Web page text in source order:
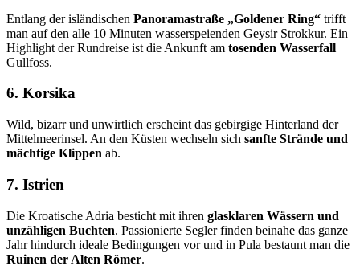
Entlang der isländischen Panoramastraße „Goldener Ring“ trifft
man auf den alle 10 Minuten wasserspeienden Geysir Strokkur. Ein
Highlight der Rundreise ist die Ankunft am tosenden Wasserfall
Gullfoss.
6. Korsika
Wild, bizarr und unwirtlich erscheint das gebirgige Hinterland der
Mittelmeerinsel. An den Küsten wechseln sich sanfte Strände und
mächtige Klippen ab.
7. Istrien
Die Kroatische Adria besticht mit ihren glasklaren Wässern und
unzähligen Buchten. Passionierte Segler finden beinahe das ganze
Jahr hindurch ideale Bedingungen vor und in Pula bestaunt man die
Ruinen der Alten Römer.